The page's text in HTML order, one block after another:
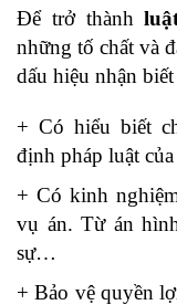
Để trở thành
những tố chất và
dấu hiệu nhận
+ Có hiểu biết
định pháp luật
+ Có kinh
vụ án. Từ án
sự…
+ Bảo vệ quyền